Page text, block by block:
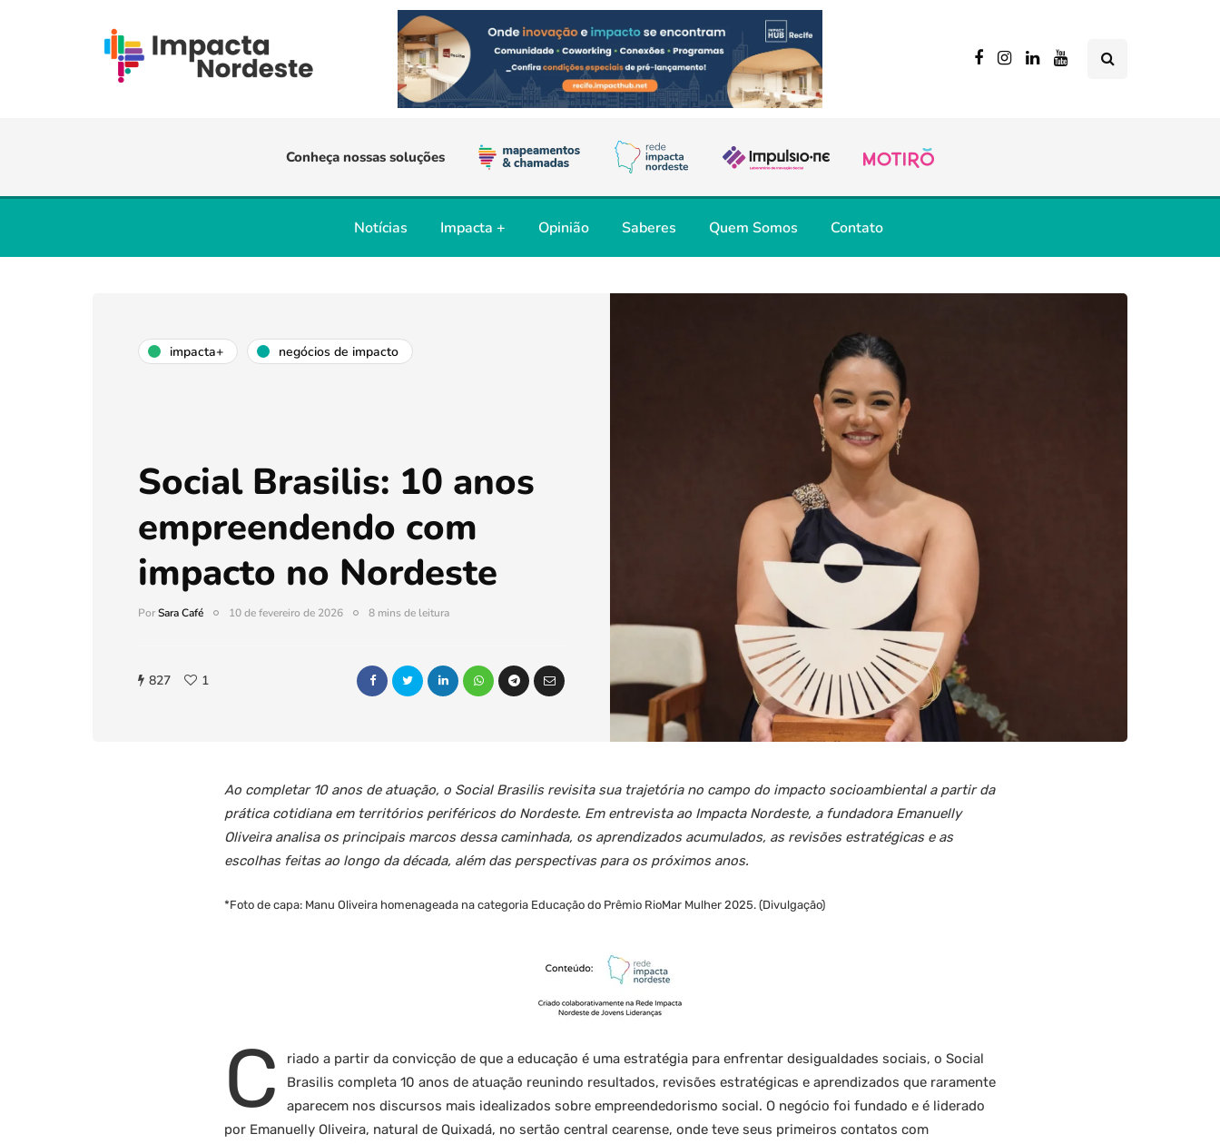
Conheça nossas soluções
Notícias Impacta + Opinião Saberes Quem Somos Contato
impacta+ negócios de impacto
Social Brasilis: 10 anos
empreendendo com
impacto no Nordeste
PorSara Café 10 de fevereiro de 2026 8 mins de leitura
827 1
Ao completar 10 anos de atuação, o Social Brasilis revisita sua trajetória no campo do impacto socioambiental a partir da
prática cotidiana em territórios periféricos do Nordeste. Em entrevista ao Impacta Nordeste, a fundadora Emanuelly
Oliveira analisa os principais marcos dessa caminhada, os aprendizados acumulados, as revisões estratégicas e as
escolhas feitas ao longo da década, além das perspectivas para os próximos anos.
*Foto de capa: Manu Oliveira homenageada na categoria Educação do Prêmio RioMar Mulher 2025. (Divulgação)
C
riado a partir da convicção de que a educação é uma estratégia para enfrentar desigualdades sociais, o Social
Brasilis completa 10 anos de atuação reunindo resultados, revisões estratégicas e aprendizados que raramente
aparecem nos discursos mais idealizados sobre empreendedorismo social. O negócio foi fundado e é liderado
por Emanuelly Oliveira, natural de Quixadá, no sertão central cearense, onde teve seus primeiros contatos com